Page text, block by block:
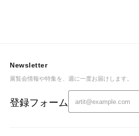
Newsletter
展覧会情報や特集を、週に一度お届けします。
登録フォーム